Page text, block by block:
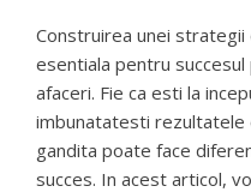
Construirea unei
esentiala pentru
afaceri. Fie ca esti la
imbunatatesti
gandita poate face
succes. In acest articol,